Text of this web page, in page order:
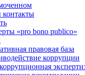
«pro bono publico»
правовая база
коррупции